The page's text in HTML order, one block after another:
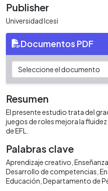
Publisher
Universidad Icesi
Documentos PDF
Resumen
El presente estudio trata del
juegos de roles mejora la
de EFL.
Palabras clave
Aprendizaje creativo
Desarrollo de competencias
Educación Departamento de